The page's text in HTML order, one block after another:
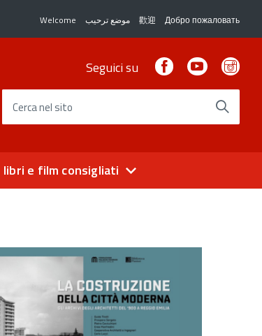
Welcome موضع ترحيب 歡迎 Добро пожаловать
Seguici su FacebookYoutube
Cerca nel sito
libri e film consigliati